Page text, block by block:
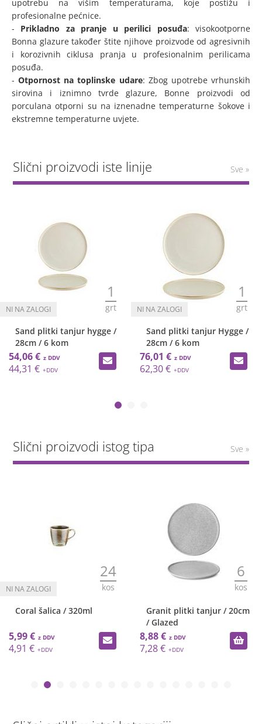
upotrebu na višim temperaturama, koje postižu i
profesionalne pećnice.
- Prikladno za pranje u perilici posuđa: visokootporne
Bonna glazure također štite njihove proizvode od agresivnih
i korozivnih ciklusa pranja u profesionalnim perilicama
posuđa.
-Otpornost na toplinske udare: Zbog upotrebe vrhunskih
sirovina i iznimno tvrde glazure, Bonne proizvodi od
porculana otporni su na iznenadne temperaturne šokove i
ekstremne temperaturne uvjete.
Slični proizvodi iste linije Sve »
1
grt
Sand plitki tanjur hygge /
28cm / 6 kom
54,06 €
44,31 €
1
grt
Sand plitki tanjur Hygge /
28cm / 6 kom
76,01 €
62,30 €
Slični proizvodi istog tipa Sve »
24
kos
Coral šalica / 320ml
5,99 €
4,91 €
6
kos
Granit plitki tanjur / 20cm
/ Glazed
8,88 €
7,28 €